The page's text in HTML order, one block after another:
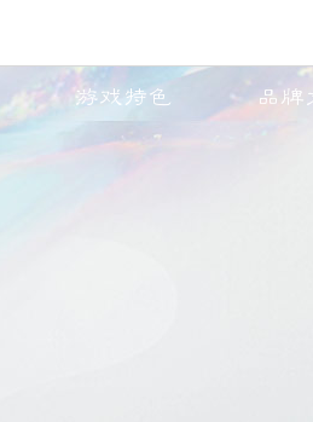
游戏特色 品牌